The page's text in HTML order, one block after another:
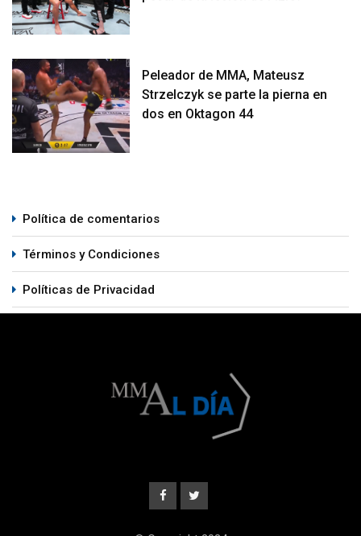
Peleador de MMA, Mateusz
Strzelczyk se parte la pierna en
dos en Oktagon 44
Política de comentarios
Términos y Condiciones
Políticas de Privacidad